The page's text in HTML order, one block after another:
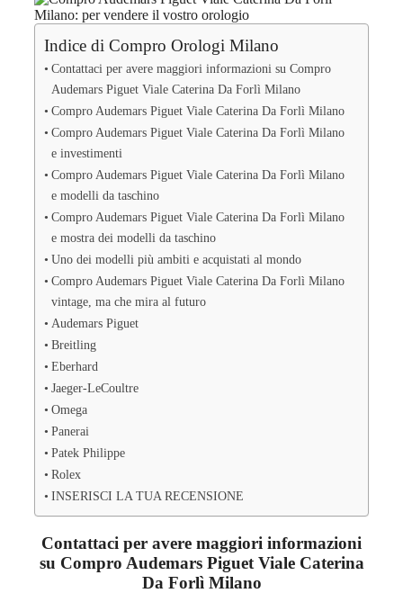
Indice di Compro Orologi Milano
Contattaci per avere maggiori informazioni su Compro
Audemars Piguet Viale Caterina Da Forlì Milano
Compro Audemars Piguet Viale Caterina Da Forlì Milano
Compro Audemars Piguet Viale Caterina Da Forlì Milano
e investimenti
Compro Audemars Piguet Viale Caterina Da Forlì Milano
e modelli da taschino
Compro Audemars Piguet Viale Caterina Da Forlì Milano
e mostra dei modelli da taschino
Uno dei modelli più ambiti e acquistati al mondo
Compro Audemars Piguet Viale Caterina Da Forlì Milano
vintage, ma che mira al futuro
Audemars Piguet
Breitling
Eberhard
Jaeger-LeCoultre
Omega
Panerai
Patek Philippe
Rolex
INSERISCI LA TUA RECENSIONE
Contattaci per avere maggiori informazioni
su Compro Audemars Piguet Viale Caterina
Da Forlì Milano